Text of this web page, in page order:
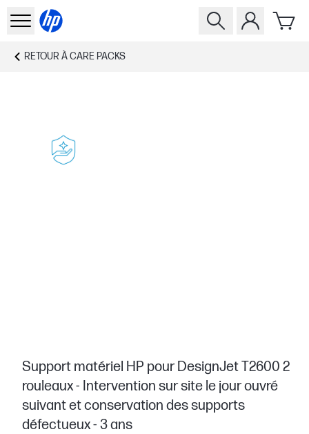
RETOUR ÀCARE PACKS
Support matériel HP pour DesignJet T2600 2
rouleaux - Intervention sur site le jour ouvré
suivant et conservation des supports
défectueux - 3 ans